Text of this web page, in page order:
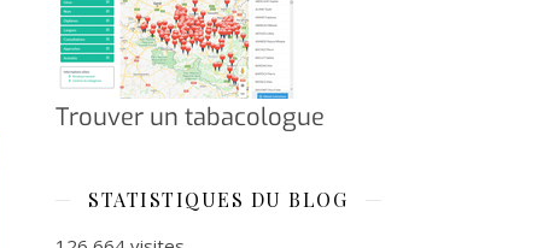
Trouver un tabacologue
STATISTIQUES DU BLOG